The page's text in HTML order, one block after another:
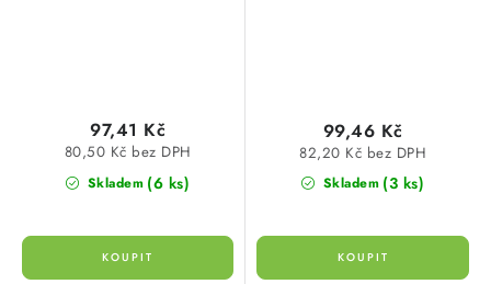
Skladem (6 ks)
80,50 Kč bez DPH
97,41 Kč
Skladem (3 ks)
82,20 Kč bez DPH
99,46 Kč